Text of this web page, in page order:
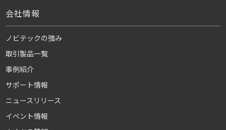
会社情報
ノビテックの強み
取引製品一覧
事例紹介
サポート情報
ニュースリリース
イベント情報